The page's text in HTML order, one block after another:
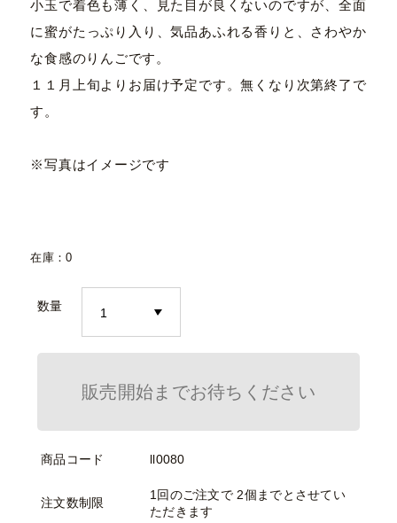
小玉で着色も薄く、見た目が良くないのですが、全面
に蜜がたっぷり入り、気品あふれる香りと、さわやか
な食感のりんごです。
１１月上旬よりお届け予定です。無くなり次第終了で
す。
※写真はイメージです
在庫：0
数量
販売開始までお待ちください
商品コード ll0080
注文数制限
1回のご注文で 2個までとさせてい
ただきます